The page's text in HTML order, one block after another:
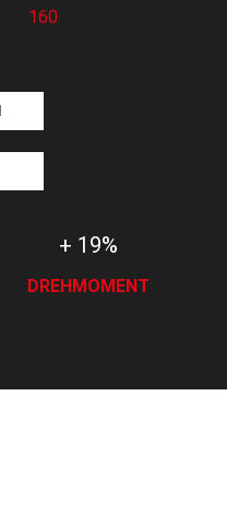
160
+ 19%
DREHMOMENT